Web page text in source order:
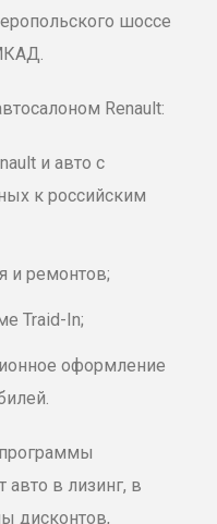
шоссе
Renault:
и авто с
к российским
и ремонтов;
Traid-In;
оформление
авто в лизинг, в
дисконтов,